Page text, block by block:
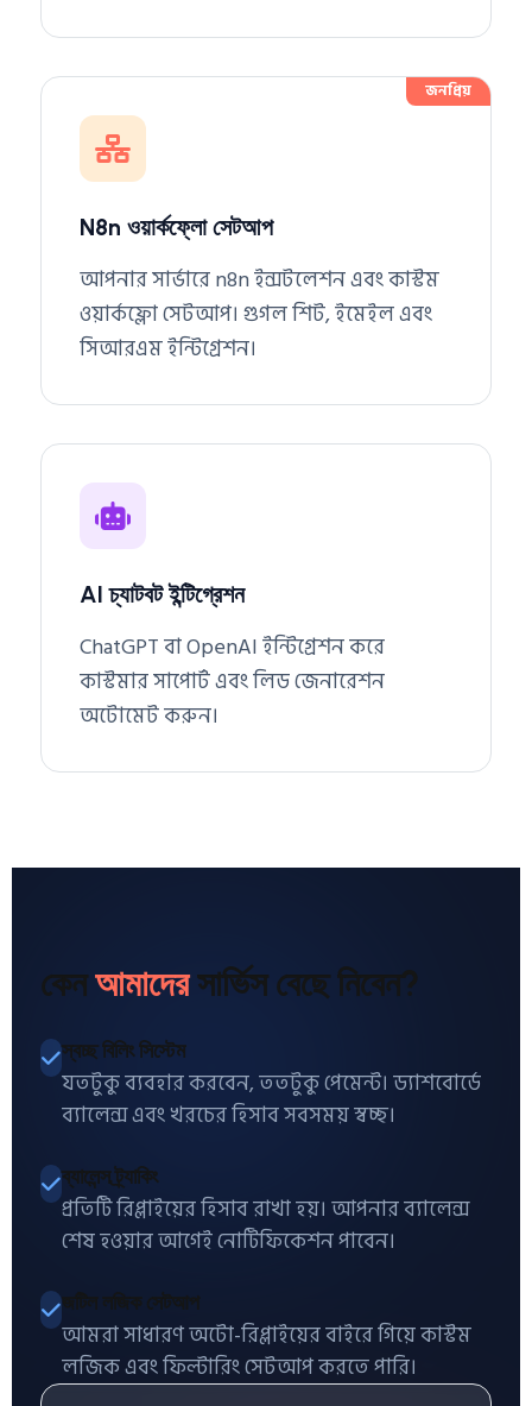
জনপ্রিয়
N8n ওয়ার্কফ্লো সেটআপ
আপনার সার্ভারে n8n ইন্সটলেশন এবং কাস্টম
ওয়ার্কফ্লো সেটআপ। গুগল শিট, ইমেইল এবং
সিআরএম ইন্টিগ্রেশন।
AI চ্যাটবট ইন্টিগ্রেশন
ChatGPT বা OpenAI ইন্টিগ্রেশন করে
কাস্টমার সাপোর্ট এবং লিড জেনারেশন
অটোমেট করুন।
কেনআমাদেরসার্ভিস বেছে নিবেন?
স্বচ্ছ বিলিং সিস্টেম
যতটুকু ব্যবহার করবেন, ততটুকু পেমেন্ট। ড্যাশবোর্ডে
ব্যালেন্স এবং খরচের হিসাব সবসময় স্বচ্ছ।
ব্যালেন্স ট্র্যাকিং
প্রতিটি রিপ্লাইয়ের হিসাব রাখা হয়। আপনার ব্যালেন্স
শেষ হওয়ার আগেই নোটিফিকেশন পাবেন।
জটিল লজিক সেটআপ
আমরা সাধারণ অটো-রিপ্লাইয়ের বাইরে গিয়ে কাস্টম
লজিক এবং ফিল্টারিং সেটআপ করতে পারি।